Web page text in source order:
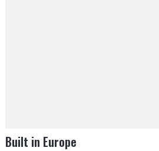
Built in Europe